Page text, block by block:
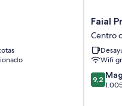
como cajas de seguridad con
con laptops. Además,
acondicionado.
adicionales en todas las
Faial
Prime
Suítes
Centro
de
Faial
Centro
Wifi
9.2
de
9,2